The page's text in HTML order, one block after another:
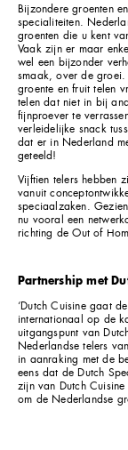
Bijzondere groenten
specialiteiten.
groenten die u kent
Vaak zijn er maar
wel een bijzonder
smaak, over de
groente en fruit telen
telen dat niet in bij
fijnproever te
verleidelijke snack
dat er in Nederland
geteeld!
Vijftien telers hebben
vanuit
speciaalzaken.
nu vooral een
richting de Out of
Partnership met
‘Dutch Cuisine gaat
internationaal op de
uitgangspunt van
Nederlandse telers
in aanraking met de
eens dat de Dutch
zijn van Dutch
om de Nederlandse